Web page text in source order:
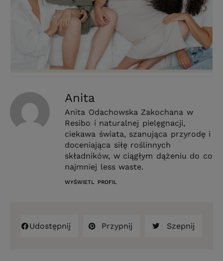
Anita
Anita Odachowska Zakochana w
Resibo i naturalnej pielęgnacji,
ciekawa świata, szanująca przyrodę i
doceniająca siłę roślinnych
składników, w ciągłym dążeniu do co
najmniej less waste.
WYŚWIETL PROFIL
Udostępnij Przypnij Szepnij